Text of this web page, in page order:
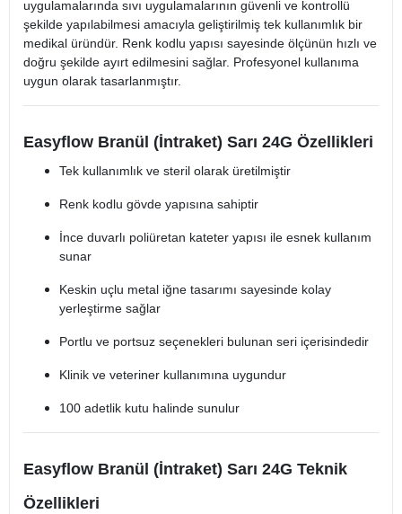
uygulamalarında sıvı uygulamalarının güvenli ve kontrollü
şekilde yapılabilmesi amacıyla geliştirilmiş tek kullanımlık bir
medikal üründür. Renk kodlu yapısı sayesinde ölçünün hızlı ve
doğru şekilde ayırt edilmesini sağlar. Profesyonel kullanıma
uygun olarak tasarlanmıştır.
Easyflow Branül (İntraket) Sarı 24G Özellikleri
Tek kullanımlık ve steril olarak üretilmiştir
Renk kodlu gövde yapısına sahiptir
İnce duvarlı poliüretan kateter yapısı ile esnek kullanım
sunar
Keskin uçlu metal iğne tasarımı sayesinde kolay
yerleştirme sağlar
Portlu ve portsuz seçenekleri bulunan seri içerisindedir
Klinik ve veteriner kullanımına uygundur
100 adetlik kutu halinde sunulur
Easyflow Branül (İntraket) Sarı 24G Teknik
Özellikleri